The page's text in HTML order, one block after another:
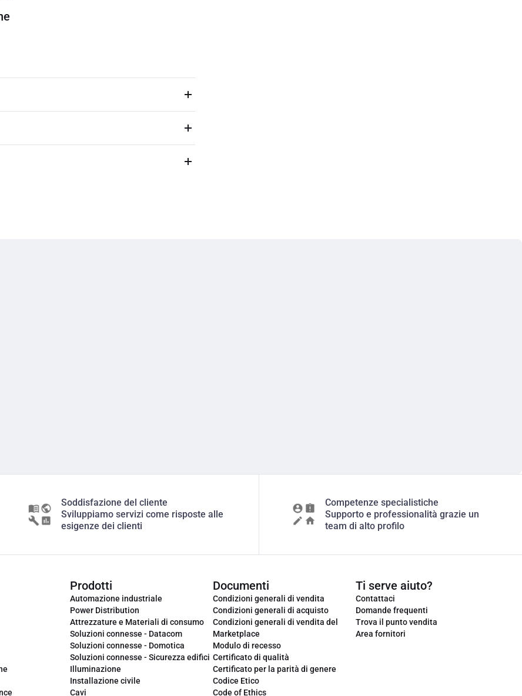
Soddisfazione del cliente
Sviluppiamo servizi come risposte alle
esigenze dei clienti
Competenze specialistiche
Supporto e professionalità grazie un
team di alto profilo
Prodotti
Automazione industriale
Power Distribution
Attrezzature e Materiali di consumo
Soluzioni connesse - Datacom
Soluzioni connesse - Domotica
Soluzioni connesse - Sicurezza edifici
Illuminazione
Installazione civile
Cavi
Documenti
Condizioni generali di vendita
Condizioni generali di acquisto
Condizioni generali di vendita del
Marketplace
Modulo di recesso
Certificato di qualità
Certificato per la parità di genere
Codice Etico
Code of Ethics
Ti serve aiuto?
Contattaci
Domande frequenti
Trova il punto vendita
Area fornitori